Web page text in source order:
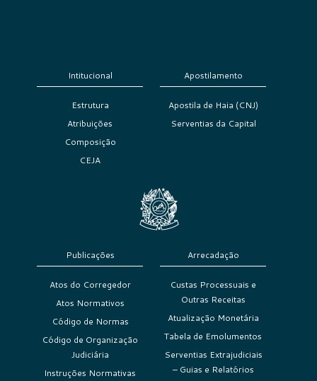
Intitucional
Estrutura
Atribuições
Composição
CEJA
Apostilamento
Apostila de Haia (CNJ)
Serventias da Capital
Publicações
Atos do Corregedor
Atos Normativos
Código de Normas
Código de Organização
Judiciária
Instruções Normativas
Arrecadação
Custas Processuais e
Outras Receitas
Atualização Monetária
Tabela de Emolumentos
Serventias Extrajudiciais
– Guias e Relatórios